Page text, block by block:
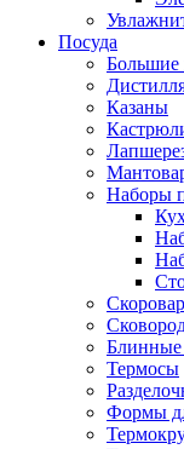
Посуда
Большие
Казаны
Наборы
Блинные
Термосы
Формы